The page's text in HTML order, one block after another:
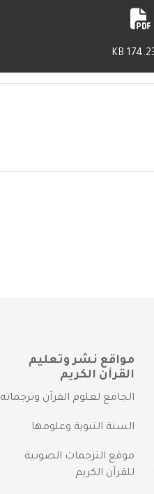
مواقع نشر وتعليم
القرآن الكريم
الجامع لعلوم القرآن وترجماته
السنة النبوية وعلومها
موقع الترجمات الصوتية
للقرآن الكريم